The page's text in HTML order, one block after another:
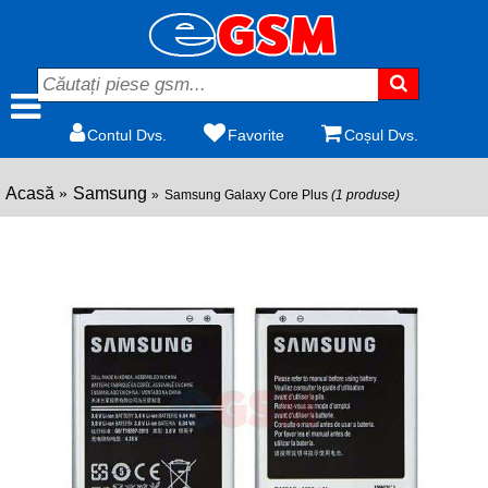
Contul Dvs. Favorite Coșul Dvs.
Acasă Samsung Samsung Galaxy Core Plus (1 produse)